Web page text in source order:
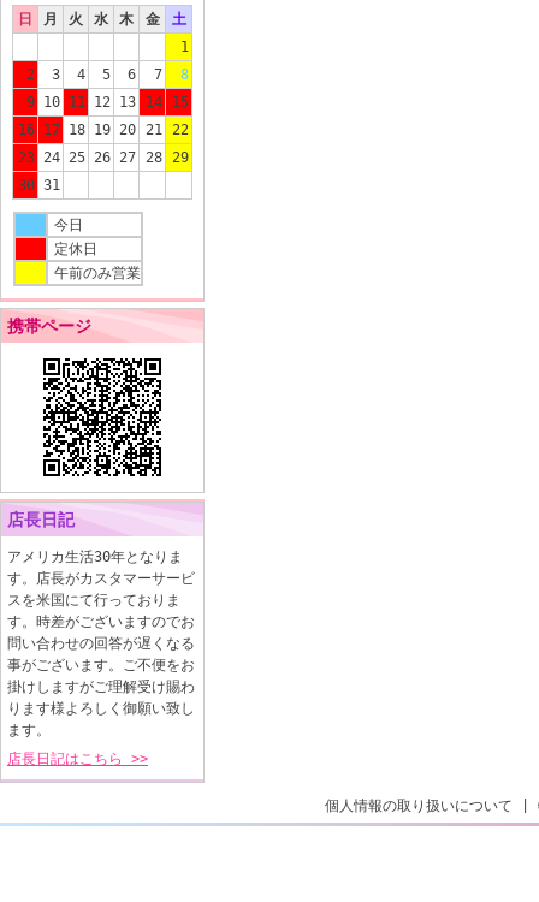
日
月 火 水 木 金
土
1
2
3 4 5 6 7
8
9 10 11 12 13 14
15
16 17 18 19 20 21
22
23 24 25 26 27 28
29
30 31
今日
定休日
午前のみ営業
携帯ページ
店長日記
アメリカ生活30年となりま
す。店長がカスタマーサービ
スを米国にて行っておりま
す。時差がございますのでお
問い合わせの回答が遅くなる
事がございます。ご不便をお
掛けしますがご理解受け賜わ
ります様よろしく御願い致し
ます。
店長日記はこちら >>
個人情報の取り扱いについて